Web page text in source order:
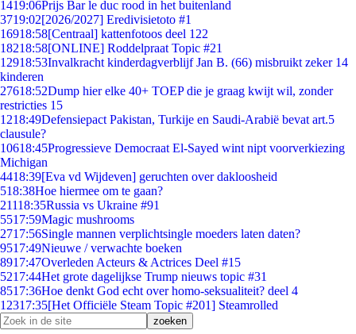
1419:06Prijs Bar le duc rood in het buitenland
3719:02[2026/2027] Eredivisietoto #1
16918:58[Centraal] kattenfotoos deel 122
18218:58[ONLINE] Roddelpraat Topic #21
12918:53Invalkracht kinderdagverblijf Jan B. (66) misbruikt zeker 14
kinderen
27618:52Dump hier elke 40+ TOEP die je graag kwijt wil, zonder
restricties 15
1218:49Defensiepact Pakistan, Turkije en Saudi-Arabië bevat art.5
clausule?
10618:45Progressieve Democraat El-Sayed wint nipt voorverkiezing
Michigan
4418:39[Eva vd Wijdeven] geruchten over dakloosheid
518:38Hoe hiermee om te gaan?
21118:35Russia vs Ukraine #91
5517:59Magic mushrooms
2717:56Single mannen verplichtsingle moeders laten daten?
9517:49Nieuwe / verwachte boeken
8917:47Overleden Acteurs & Actrices Deel #15
5217:44Het grote dagelijkse Trump nieuws topic #31
8517:36Hoe denkt God echt over homo-seksualiteit? deel 4
12317:35[Het Officiële Steam Topic #201] Steamrolled